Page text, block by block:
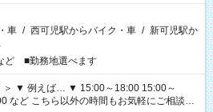
車 / 西可児駅からバイク・車 / 新可児駅か
ど ■勤務地選べます
～
気軽にご相談く